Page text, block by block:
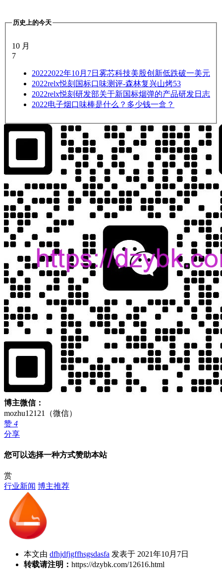
历史上的今天
10 月
7
20222022年10月7日雾芯科技美股创新低跌破一美元
2022relx悦刻国标口味测评-森林复兴山烤53
2022relx悦刻研发部关于新国标烟弹的产品研发日志
2022电子烟口味棒是什么？多少钱一盒？
博主微信：
mozhu12121（微信）
赞 4
分享
您可以选择一种方式赞助本站
赏
行业新闻 博主推荐
本文由 dfhjdfjgffhsgsdasfa 发表于 2021年10月7日
转载请注明： https://dzybk.com/12616.html